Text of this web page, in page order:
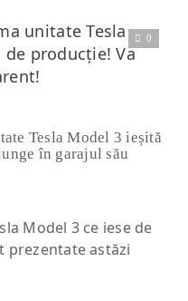
0
complet
Tesla Model 3 ieșită
în garajul său
Model 3 ce iese de
prezentate astăzi